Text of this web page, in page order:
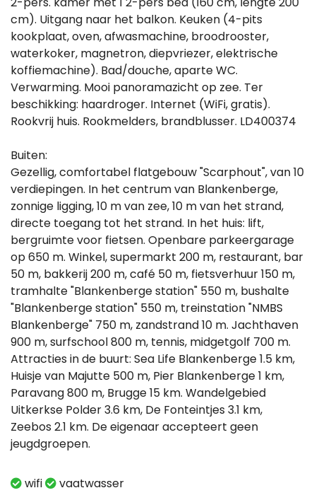
cm). Uitgang naar het balkon. Keuken (4-pits
kookplaat, oven, afwasmachine, broodrooster,
waterkoker, magnetron, diepvriezer, elektrische
koffiemachine). Bad/douche, aparte WC.
Verwarming. Mooi panoramazicht op zee. Ter
beschikking: haardroger. Internet (WiFi, gratis).
Rookvrij huis. Rookmelders, brandblusser. LD400374
Buiten:
Gezellig, comfortabel flatgebouw "Scarphout", van 10
verdiepingen. In het centrum van Blankenberge,
zonnige ligging, 10 m van zee, 10 m van het strand,
directe toegang tot het strand. In het huis: lift,
bergruimte voor fietsen. Openbare parkeergarage
op 650 m. Winkel, supermarkt 200 m, restaurant, bar
50 m, bakkerij 200 m, café 50 m, fietsverhuur 150 m,
tramhalte "Blankenberge station" 550 m, bushalte
"Blankenberge station" 550 m, treinstation "NMBS
Blankenberge" 750 m, zandstrand 10 m. Jachthaven
900 m, surfschool 800 m, tennis, midgetgolf 700 m.
Attracties in de buurt: Sea Life Blankenberge 1.5 km,
Huisje van Majutte 500 m, Pier Blankenberge 1 km,
Paravang 800 m, Brugge 15 km. Wandelgebied
Uitkerkse Polder 3.6 km, De Fonteintjes 3.1 km,
Zeebos 2.1 km. De eigenaar accepteert geen
jeugdgroepen.
wifi vaatwasser